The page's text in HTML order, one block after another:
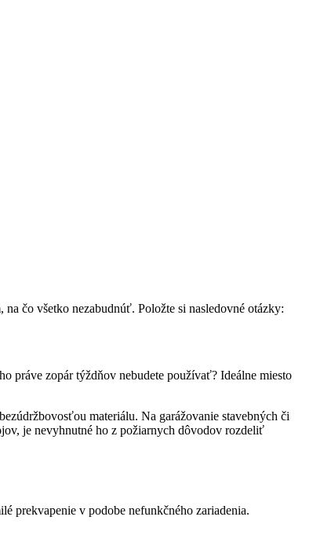
čo všetko nezabudnúť. Položte si nasledovné otázky:
práve zopár týždňov nebudete používať? Ideálne miesto
materiálu. Na garážovanie stavebných či
je nevyhnutné ho z požiarnych dôvodov rozdeliť
prekvapenie v podobe nefunkčného zariadenia.